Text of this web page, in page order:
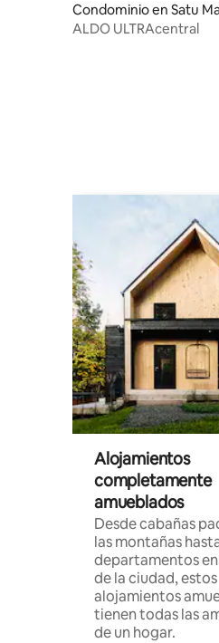
Condominio en Satu
ALDO ULTRAcentral
Alojamientos
completamente
amueblados
Desde cabañas
las montañas
departamentos
de la ciudad, estos
alojamientos
tienen todas las
de un hogar.